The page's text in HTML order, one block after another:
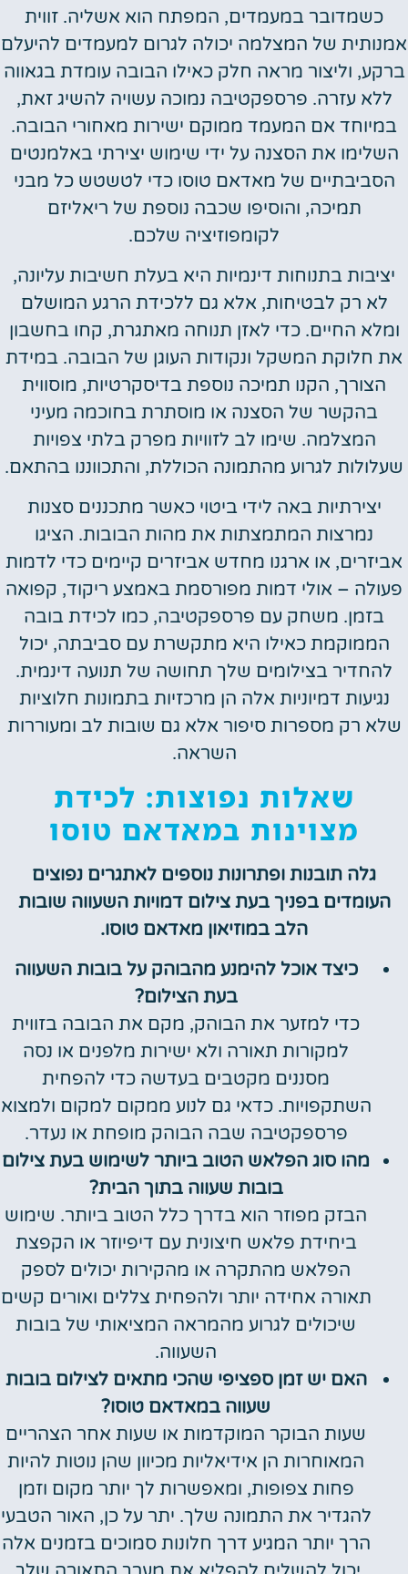
כשמדובר במעמדים, המפתח הוא אשליה. זווית
אמנותית של המצלמה יכולה לגרום למעמדים להיעלם
ברקע, וליצור מראה חלק כאילו הבובה עומדת בגאווה
ללא עזרה. פרספקטיבה נמוכה עשויה להשיג זאת,
במיוחד אם המעמד ממוקם ישירות מאחורי הבובה.
השלימו את הסצנה על ידי שימוש יצירתי באלמנטים
הסביבתיים של מאדאם טוסו כדי לטשטש כל מבני
תמיכה, והוסיפו שכבה נוספת של ריאליזם
לקומפוזיציה שלכם.
יציבות בתנוחות דינמיות היא בעלת חשיבות עליונה,
לא רק לבטיחות, אלא גם ללכידת הרגע המושלם
ומלא החיים. כדי לאזן תנוחה מאתגרת, קחו בחשבון
את חלוקת המשקל ונקודות העוגן של הבובה. במידת
הצורך, הקנו תמיכה נוספת בדיסקרטיות, מוסווית
בהקשר של הסצנה או מוסתרת בחוכמה מעיני
המצלמה. שימו לב לזוויות מפרק בלתי צפויות
שעלולות לגרוע מהתמונה הכוללת, והתכווננו בהתאם.
יצירתיות באה לידי ביטוי כאשר מתכננים סצנות
נמרצות המתמצתות את מהות הבובות. הציגו
אביזרים, או ארגנו מחדש אביזרים קיימים כדי לדמות
פעולה – אולי דמות מפורסמת באמצע ריקוד, קפואה
בזמן. משחק עם פרספקטיבה, כמו לכידת בובה
הממוקמת כאילו היא מתקשרת עם סביבתה, יכול
להחדיר בצילומים שלך תחושה של תנועה דינמית.
נגיעות דמיוניות אלה הן מרכזיות בתמונות חלוציות
שלא רק מספרות סיפור אלא גם שובות לב ומעוררות
השראה.
שאלות נפוצות: לכידת
מצוינות במאדאם טוסו
גלה תובנות ופתרונות נוספים לאתגרים נפוצים
העומדים בפניך בעת צילום דמויות השעווה שובות
הלב במוזיאון מאדאם טוסו.
כיצד אוכל להימנע מהבוהק על בובות השעווה
בעת הצילום?
כדי למזער את הבוהק, מקם את הבובה בזווית
למקורות תאורה ולא ישירות מלפנים או נסה
מסננים מקטבים בעדשה כדי להפחית
השתקפויות. כדאי גם לנוע ממקום למקום ולמצוא
פרספקטיבה שבה הבוהק מופחת או נעדר.
מהו סוג הפלאש הטוב ביותר לשימוש בעת צילום
בובות שעווה בתוך הבית?
הבזק מפוזר הוא בדרך כלל הטוב ביותר. שימוש
ביחידת פלאש חיצונית עם דיפיוזר או הקפצת
הפלאש מהתקרה או מהקירות יכולים לספק
תאורה אחידה יותר ולהפחית צללים ואורים קשים
שיכולים לגרוע מהמראה המציאותי של בובות
השעווה.
האם יש זמן ספציפי שהכי מתאים לצילום בובות
שעווה במאדאם טוסו?
שעות הבוקר המוקדמות או שעות אחר הצהריים
המאוחרות הן אידיאליות מכיוון שהן נוטות להיות
פחות צפופות, ומאפשרות לך יותר מקום וזמן
להגדיר את התמונה שלך. יתר על כן, האור הטבעי
הרך יותר המגיע דרך חלונות סמוכים בזמנים אלה